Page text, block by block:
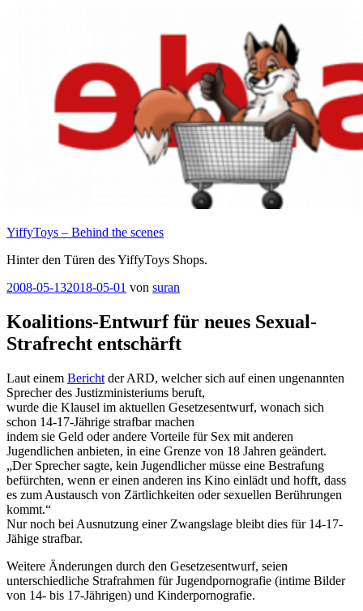
YiffyToys – Behind the scenes
Hinter den Türen des YiffyToys Shops.
Veröffentlicht
2008-05-132018-05-01 von suran
Koalitions-Entwurf für neues Sexual-
Strafrecht entschärft
Laut einem Bericht der ARD, welcher sich auf einen ungenannten
Sprecher des Justizministeriums beruft,
wurde die Klausel im aktuellen Gesetzesentwurf, wonach sich
schon 14-17-Jährige strafbar machen
indem sie Geld oder andere Vorteile für Sex mit anderen
Jugendlichen anbieten, in eine Grenze von 18 Jahren geändert.
„Der Sprecher sagte, kein Jugendlicher müsse eine Bestrafung
befürchten, wenn er einen anderen ins Kino einlädt und hofft, dass
es zum Austausch von Zärtlichkeiten oder sexuellen Berührungen
kommt.“
Nur noch bei Ausnutzung einer Zwangslage bleibt dies für 14-17-
Jähige strafbar.
Weitere Änderungen durch den Gesetzesentwurf, seien
unterschiedliche Strafrahmen für Jugendpornografie (intime Bilder
von 14- bis 17-Jährigen) und Kinderpornografie.